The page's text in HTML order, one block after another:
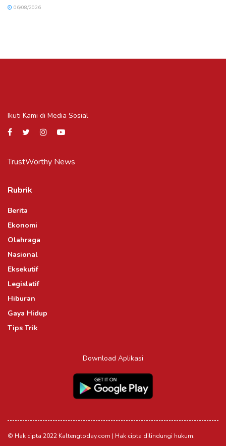
06/08/2026
Ikuti Kami di Media Sosial
TrustWorthy News
Rubrik
Berita
Ekonomi
Olahraga
Nasional
Eksekutif
Legislatif
Hiburan
Gaya Hidup
Tips Trik
Download Aplikasi
© Hak cipta 2022 Kaltengtoday.com | Hak cipta dilindungi hukum.